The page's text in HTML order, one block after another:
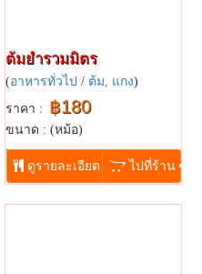
ต้มยำรวมมิตร
(อาหารทั่วไป / ต้ม, แกง)
ราคา : ฿180
ขนาด : (หม้อ)
...
ดูรายละเอียด ไปที่ร้าน